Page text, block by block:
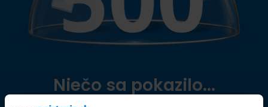
Niečo sa pokazilo...